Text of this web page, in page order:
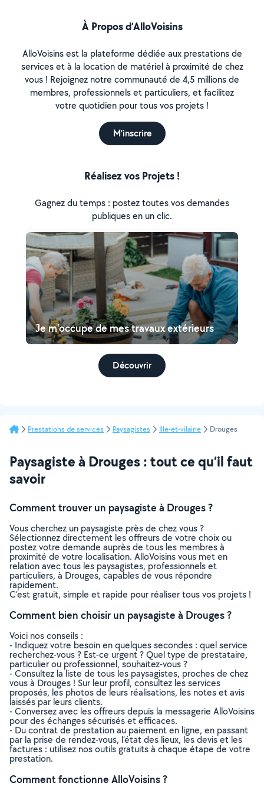
À Propos d’AlloVoisins
AlloVoisins est la plateforme dédiée aux prestations de
services et à la location de matériel à proximité de chez
vous ! Rejoignez notre communauté de 4,5 millions de
membres, professionnels et particuliers, et facilitez
votre quotidien pour tous vos projets !
M'inscrire
Réalisez vos Projets !
Gagnez du temps : postez toutes vos demandes
publiques en un clic.
Je m'occupe de mes travaux extérieurs
Découvrir
Prestations de services Paysagistes Ille-et-vilaine Drouges
Paysagiste à Drouges : tout ce qu’il faut
savoir
Comment trouver un paysagiste à Drouges ?
Vous cherchez un paysagiste près de chez vous ?
Sélectionnez directement les offreurs de votre choix ou
postez votre demande auprès de tous les membres à
proximité de votre localisation. AlloVoisins vous met en
relation avec tous les paysagistes, professionnels et
particuliers, à Drouges, capables de vous répondre
rapidement.
C’est gratuit, simple et rapide pour réaliser tous vos projets !
Comment bien choisir un paysagiste à Drouges ?
Voici nos conseils :
- Indiquez votre besoin en quelques secondes : quel service
recherchez-vous ? Est-ce urgent ? Quel type de prestataire,
particulier ou professionnel, souhaitez-vous ?
- Consultez la liste de tous les paysagistes, proches de chez
vous à Drouges ! Sur leur profil, consultez les services
proposés, les photos de leurs réalisations, les notes et avis
laissés par leurs clients.
- Conversez avec les offreurs depuis la messagerie AlloVoisins
pour des échanges sécurisés et efficaces.
- Du contrat de prestation au paiement en ligne, en passant
par la prise de rendez-vous, l’état des lieux, les devis et les
factures : utilisez nos outils gratuits à chaque étape de votre
prestation.
Comment fonctionne AlloVoisins ?